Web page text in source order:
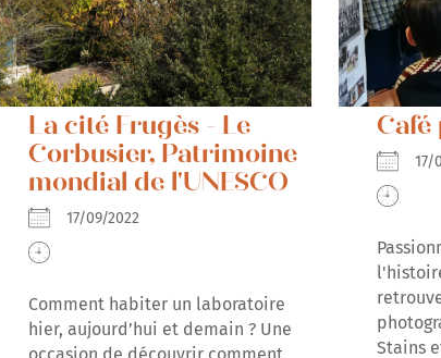
La cité Frugès - Le
Corbusier, Patrimoine
mondial de l'UNESCO
17/09/2022
Comment habiter un laboratoire
hier, aujourd’hui et demain ? Une
Stains